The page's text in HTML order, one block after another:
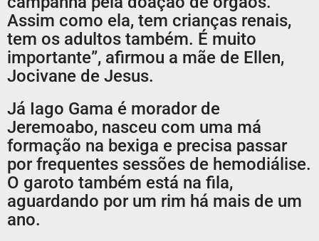
Assim como ela, tem crianças renais,
tem os adultos também. É muito
importante”, afirmou a mãe de Ellen,
Jocivane de Jesus.
Já Iago Gama é morador de
Jeremoabo, nasceu com uma má
formação na bexiga e precisa passar
por frequentes sessões de hemodiálise.
O garoto também está na fila,
aguardando por um rim há mais de um
ano.